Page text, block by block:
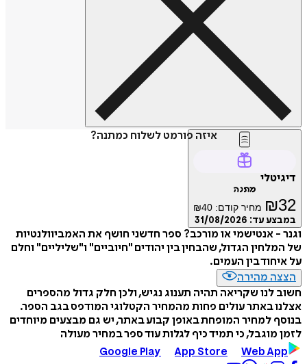
איזה פורמט לשלוח כמתנה?
דיגיטלי
מתנה
₪32 מחיר קודם: ₪40
במבצע עד: 31/08/2026
וגנר - אנטישמי או מורכב? ספר חדשני חושף את האמביוולנטיות
של המלחין הגדול, שהבחין בין יהודים "חיוביים" ו"שליליים" וחלם
על איחוד בין העמים.
הצצה מהירה
חשוב לנו שקריאה תהיה תענוג נגיש, ולכן חלק גדול מהספרים
אצלנו באתר עולים פחות מהמחיר הקטלוגי המודפס בגב הספר.
בנוסף למחיר המופחת באופן קבוע באתר, יש גם מבצעים מיוחדים
לזמן מוגבל, כי תמיד כיף לגלות עוד ספר במחיר מעולה
Google Play
App Store Web App